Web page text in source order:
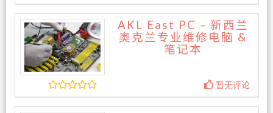
AKL East PC – 新西兰
奥克兰专业维修电脑 &
笔记本
暂无评论